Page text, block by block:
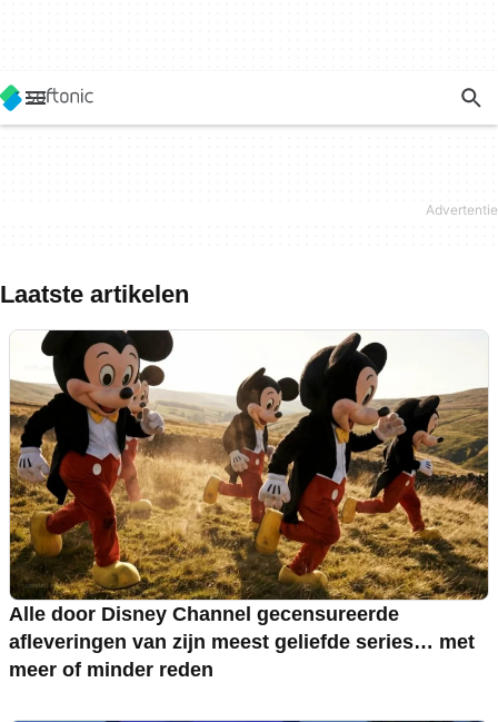
Laatste artikelen
Alle door Disney Channel gecensureerde
afleveringen van zijn meest geliefde series… met
meer of minder reden